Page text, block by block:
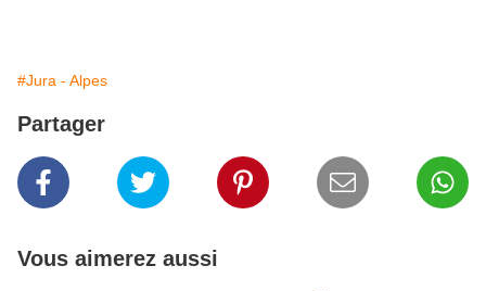
#Jura - Alpes
Partager
Vous aimerez aussi